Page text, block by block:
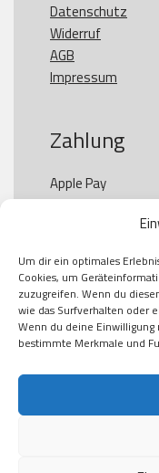
Um dir ein optimales
Cookies, um
zuzugreifen. Wenn du
wie das Surfverhalten oder
Wenn du deine
bestimmte Merkmale und
Datenschutz
Widerruf
AGB
Impressum
Zahlung
Apple Pay
Paypal
Kauf auf Rechung
Klarna
American Express